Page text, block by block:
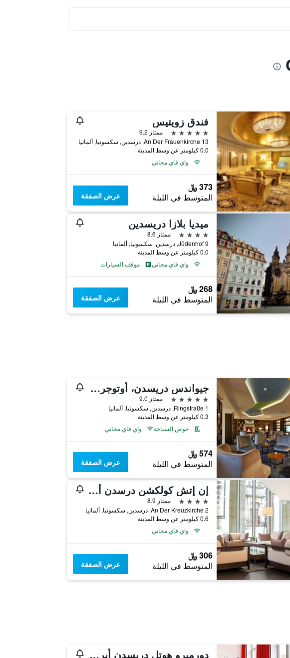
فندق زويتيس
5 نجوم
ممتاز 9.2
An Der Frauenkirche 13, درسدين, سكسونيا, ألمانيا
0.0 كيلومتر عن وسط المدينة
واي فاي مجاني
373 ﷼
المتوسط في الليلة عرض الصفقة
ٔميديا بلازا دريسدين
4 نجوم
ممتاز 8.6
Jüdenhof 9, درسدين, سكسونيا, ألمانيا
0.0 كيلومتر عن وسط المدينة
واي فاي مجاني
موقف السيارات
268 ﷼
المتوسط في الليلة عرض الصفقة
جيواندس دريسدن، أوتوجراف كوليكشن
5 نجوم
ممتاز 9.0
Ringstraße 1, درسدين, سكسونيا, ألمانيا
0.3 كيلومتر عن وسط المدينة
حوض السباحة
واي فاي مجاني
574 ﷼
المتوسط في الليلة عرض الصفقة
إن إتش كولكشن درسدن ألتماركت
4 نجوم
ممتاز 8.9
An Der Kreuzkirche 2, درسدين, سكسونيا, ألمانيا
0.6 كيلومتر عن وسط المدينة
واي فاي مجاني
306 ﷼
المتوسط في الليلة عرض الصفقة
دورميرو هوتل دريسدن أيربورت